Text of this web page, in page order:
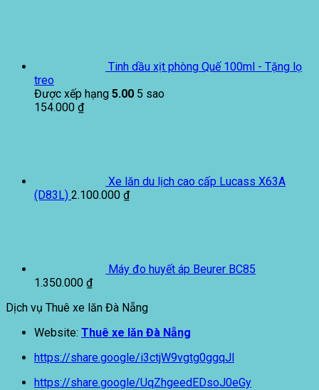
Tinh dầu xịt phòng Quế 100ml - Tặng lọ
treo
Được xếp hạng 5.00 5 sao
154.000 ₫
Xe lăn du lịch cao cấp Lucass X63A
(D83L) 2.100.000 ₫
Máy đo huyết áp Beurer BC85
1.350.000 ₫
Dịch vụ Thuê xe lăn Đà Nẵng
Website: Thuê xe lăn Đà Nẵng
https://share.google/i3ctjW9vgtg0ggqJl
https://share.google/UqZhgeedEDsoJ0eGy